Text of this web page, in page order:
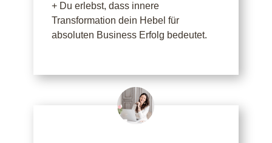
+ Du erlebst, dass innere
Transformation dein Hebel für
absoluten Business Erfolg bedeutet.